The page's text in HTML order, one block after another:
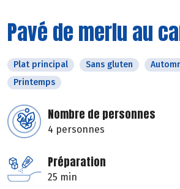
Pavé de merlu au
Plat principal Sans gluten
Printemps
Nombre de personnes
4 personnes
Préparation
25 min